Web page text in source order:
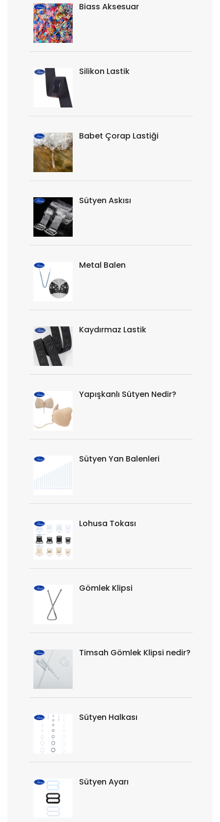
Biass Aksesuar
Silikon Lastik
Babet Çorap Lastiği
Sütyen Askısı
Metal Balen
Kaydırmaz Lastik
Yapışkanlı Sütyen Nedir?
Sütyen Yan Balenleri
Lohusa Tokası
Gömlek Klipsi
Timsah Gömlek Klipsi nedir?
Sütyen Halkası
Sütyen Ayarı